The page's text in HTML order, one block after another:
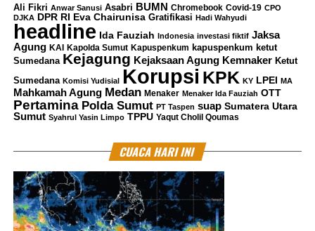
Ali Fikri Anwar Sanusi Asabri BUMN Chromebook Covid-19 CPO
DJKA
DPR RI Eva Chairunisa Gratifikasi Hadi Wahyudi
headline Ida Fauziah Indonesia investasi fiktif Jaksa
Agung KAI Kapolda Sumut Kapuspenkum kapuspenkum ketut
Sumedana Kejagung Kejaksaan Agung Kemnaker Ketut
Sumedana Komisi Yudisial Korupsi KPK KY LPEI MA
Mahkamah Agung Medan Menaker Menaker Ida Fauziah OTT
Pertamina Polda Sumut PT Taspen suap Sumatera Utara
Sumut Syahrul Yasin Limpo TPPU Yaqut Cholil Qoumas
CUACA HARI INI